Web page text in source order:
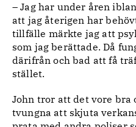
– Jag har under åren
att jag återigen har
tillfälle märkte jag att
som jag berättade. Då
därifrån och bad att få
stället.
John tror att det vore bra
tvungna att skjuta